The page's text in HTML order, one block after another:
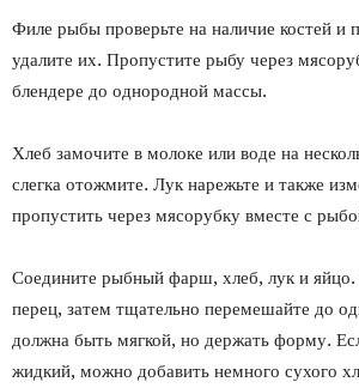
Филе рыбы проверьте на наличие костей и
удалите их. Пропустите рыбу через
блендере до однородной массы.
Хлеб замочите в молоке или воде на
слегка отожмите. Лук нарежьте и также
пропустить через мясорубку вместе с
Соедините рыбный фарш, хлеб, лук и яйцо.
перец, затем тщательно перемешайте до
должна быть мягкой, но держать форму.
жидкий, можно добавить немного сухого